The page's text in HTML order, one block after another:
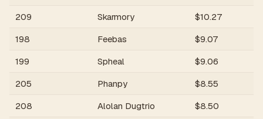
209
Skarmory $10.27
198
Feebas $9.07
199
Spheal $9.06
205
Phanpy $8.55
208
Alolan Dugtrio $8.50